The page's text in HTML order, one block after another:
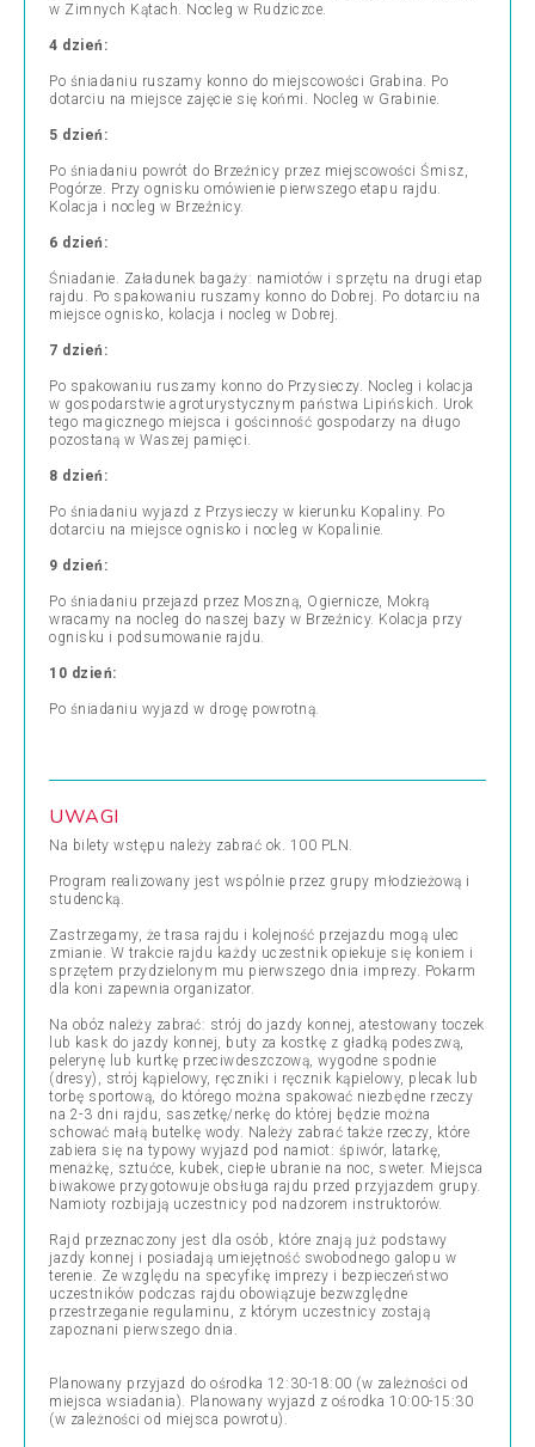
w Zimnych Kątach. Nocleg w Rudziczce.
4 dzień:
Po śniadaniu ruszamy konno do miejscowości Grabina. Po
dotarciu na miejsce zajęcie się końmi. Nocleg w Grabinie.
5 dzień:
Po śniadaniu powrót do Brzeźnicy przez miejscowości Śmisz,
Pogórze. Przy ognisku omówienie pierwszego etapu rajdu.
Kolacja i nocleg w Brzeźnicy.
6 dzień:
Śniadanie. Załadunek bagaży: namiotów i sprzętu na drugi etap
rajdu. Po spakowaniu ruszamy konno do Dobrej. Po dotarciu na
miejsce ognisko, kolacja i nocleg w Dobrej.
7 dzień:
Po spakowaniu ruszamy konno do Przysieczy. Nocleg i kolacja
w gospodarstwie agroturystycznym państwa Lipińskich. Urok
tego magicznego miejsca i gościnność gospodarzy na długo
pozostaną w Waszej pamięci.
8 dzień:
Po śniadaniu wyjazd z Przysieczy w kierunku Kopaliny. Po
dotarciu na miejsce ognisko i nocleg w Kopalinie.
9 dzień:
Po śniadaniu przejazd przez Moszną, Ogiernicze, Mokrą
wracamy na nocleg do naszej bazy w Brzeźnicy. Kolacja przy
ognisku i podsumowanie rajdu.
10 dzień:
Po śniadaniu wyjazd w drogę powrotną.
UWAGI
Na bilety wstępu należy zabrać ok. 100 PLN.
Program realizowany jest wspólnie przez grupy młodzieżową i
studencką.
Zastrzegamy, że trasa rajdu i kolejność przejazdu mogą ulec
zmianie. W trakcie rajdu każdy uczestnik opiekuje się koniem i
sprzętem przydzielonym mu pierwszego dnia imprezy. Pokarm
dla koni zapewnia organizator.
Na obóz należy zabrać: strój do jazdy konnej, atestowany toczek
lub kask do jazdy konnej, buty za kostkę z gładką podeszwą,
pelerynę lub kurtkę przeciwdeszczową, wygodne spodnie
(dresy), strój kąpielowy, ręczniki i ręcznik kąpielowy, plecak lub
torbę sportową, do którego można spakować niezbędne rzeczy
na 2-3 dni rajdu, saszetkę/nerkę do której będzie można
schować małą butelkę wody. Należy zabrać także rzeczy, które
zabiera się na typowy wyjazd pod namiot: śpiwór, latarkę,
menażkę, sztućce, kubek, ciepłe ubranie na noc, sweter. Miejsca
biwakowe przygotowuje obsługa rajdu przed przyjazdem grupy.
Namioty rozbijają uczestnicy pod nadzorem instruktorów.
Rajd przeznaczony jest dla osób, które znają już podstawy
jazdy konnej i posiadają umiejętność swobodnego galopu w
terenie. Ze względu na specyfikę imprezy i bezpieczeństwo
uczestników podczas rajdu obowiązuje bezwzględne
przestrzeganie regulaminu, z którym uczestnicy zostają
zapoznani pierwszego dnia.
Planowany przyjazd do ośrodka 12:30-18:00 (w zależności od
miejsca wsiadania). Planowany wyjazd z ośrodka 10:00-15:30
(w zależności od miejsca powrotu).